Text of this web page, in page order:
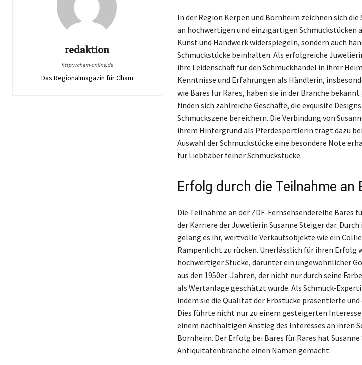
redaktion
http://cham-online.de
Das Regionalmagazin für Cham
In der Region Kerpen und Bornheim zeichnen sich
an hochwertigen und einzigartigen Schmuckstücken
Kunst und Handwerk widerspiegeln, sondern auch
Schmuckstücke beinhalten. Als erfolgreiche
ihre Leidenschaft für den Schmuckhandel in ihrer
Kenntnisse und Erfahrungen als Händlerin,
wie Bares für Rares, haben sie in der Branche
finden sich zahlreiche Geschäfte, die exquisite
Schmuckszene bereichern. Die Verbindung von
ihrem Hintergrund als Pferdesportlerin trägt dazu
Auswahl der Schmuckstücke eine besondere Note
für Liebhaber feiner Schmuckstücke.
Erfolg durch die Teilnahme an
Die Teilnahme an der ZDF-Fernsehsendereihe Bares
der Karriere der Juwelierin Susanne Steiger dar.
gelang es ihr, wertvolle Verkaufsobjekte wie ein
Rampenlicht zu rücken. Unerlässlich für ihren Erfolg
hochwertiger Stücke, darunter ein ungewöhnlicher
aus den 1950er-Jahren, der nicht nur durch seine
als Wertanlage geschätzt wurde. Als Schmuck-
indem sie die Qualität der Erbstücke präsentierte
Dies führte nicht nur zu einem gesteigerten
einem nachhaltigen Anstieg des Interesses an ihren
Bornheim. Der Erfolg bei Bares für Rares hat
Antiquitätenbranche einen Namen gemacht.